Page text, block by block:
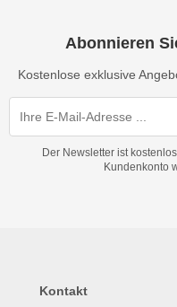
Abonnieren
Kostenlose exklusive
Der Newsletter ist
Kundenkonto
Kontakt